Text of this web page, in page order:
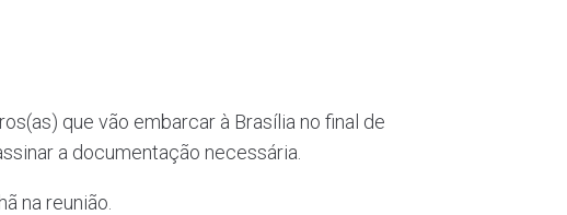
que vão embarcar à Brasília no final de
a documentação necessária.
na reunião.